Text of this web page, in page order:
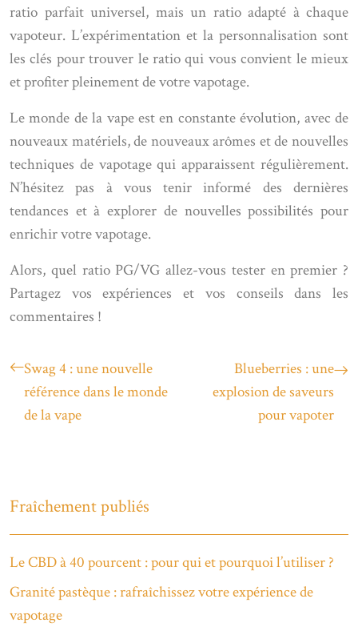
ratio parfait universel, mais un ratio adapté à chaque
vapoteur. L’expérimentation et la personnalisation sont
les clés pour trouver le ratio qui vous convient le mieux
et profiter pleinement de votre vapotage.
Le monde de la vape est en constante évolution, avec de
nouveaux matériels, de nouveaux arômes et de nouvelles
techniques de vapotage qui apparaissent régulièrement.
N’hésitez pas à vous tenir informé des dernières
tendances et à explorer de nouvelles possibilités pour
enrichir votre vapotage.
Alors, quel ratio PG/VG allez-vous tester en premier ?
Partagez vos expériences et vos conseils dans les
commentaires !
Swag 4 : une nouvelle
référence dans le monde
de la vape
Blueberries : une
explosion de saveurs
pour vapoter
Fraîchement publiés
Le CBD à 40 pourcent : pour qui et pourquoi l’utiliser ?
Granité pastèque : rafraîchissez votre expérience de
vapotage